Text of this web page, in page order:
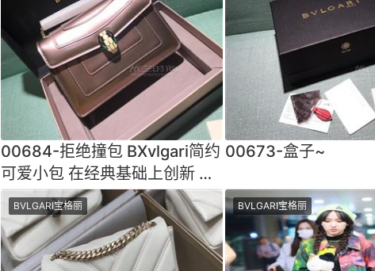
00684-拒绝撞包 BXvlgari简约
可爱小包 在经典基础上创新 细
节分析 小mini大肚量
00673-盒子~
BVLGARI宝格丽 BVLGARI宝格丽